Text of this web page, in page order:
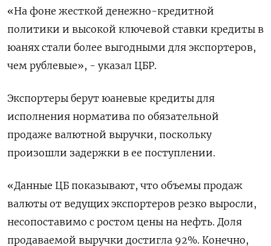
«На фоне жесткой денежно-кредитной
политики и высокой ключевой ставки кредиты в
юанях стали более выгодными для экспортеров,
чем рублевые», - указал ЦБР.
Экспортеры берут юаневые кредиты для
исполнения норматива по обязательной
продаже валютной выручки, поскольку
произошли задержки в ее поступлении.
«Данные ЦБ показывают, что объемы продаж
валюты от ведущих экспортеров резко выросли,
несопоставимо с ростом цены на нефть. Доля
продаваемой выручки достигла 92%. Конечно,